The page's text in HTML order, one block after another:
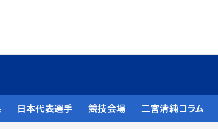
日本代表選手 競技会場 二宮清純コラム